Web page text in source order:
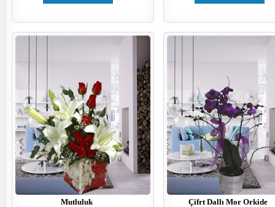
Mutluluk
Çifrt Dallı Mor Orkide